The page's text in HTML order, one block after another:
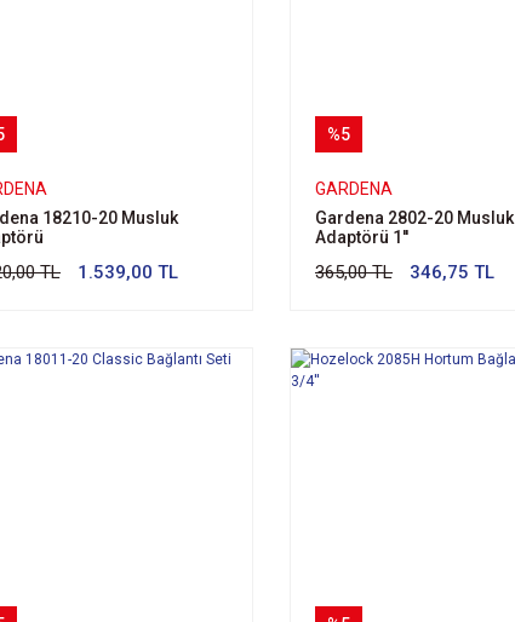
18210-20 Musluk
TL 1.539,00 TL
%5
GARDENA
Gardena 2802-20 Musluk
Adaptörü 1''
365,00 TL 346,75 TL